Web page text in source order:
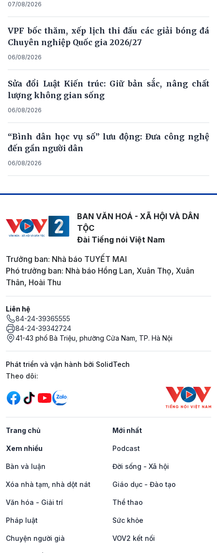
07/08/2026
VPF bốc thăm, xếp lịch thi đấu các giải bóng đá
Chuyên nghiệp Quốc gia 2026/27
06/08/2026
Sửa đổi Luật Kiến trúc: Giữ bản sắc, nâng chất
lượng không gian sống
06/08/2026
“Bình dân học vụ số” lưu động: Đưa công nghệ
đến gần người dân
06/08/2026
BAN VĂN HOÁ - XÃ HỘI VÀ DÂN
TỘC
Đài Tiếng nói Việt Nam
Trưởng ban: Nhà báo TUYẾT MAI
Phó trưởng ban: Nhà báo Hồng Lan, Xuân Thọ, Xuân
Thân, Hoài Thu
Liên hệ
84-24-39365555
84-24-39342724
41-43 phố Bà Triệu, phường Cửa Nam, TP. Hà Nội
Phát triển và vận hành bởi SolidTech
Mạng xã hội
Theo dõi:
Trang chủ Mới nhất
Xem nhiều Podcast
Bàn và luận Đời sống - Xã hội
Xóa nhà tạm, nhà dột nát Giáo dục - Đào tạo
Văn hóa - Giải trí Thể thao
Pháp luật Sức khỏe
Chuyện người già VOV2 kết nối